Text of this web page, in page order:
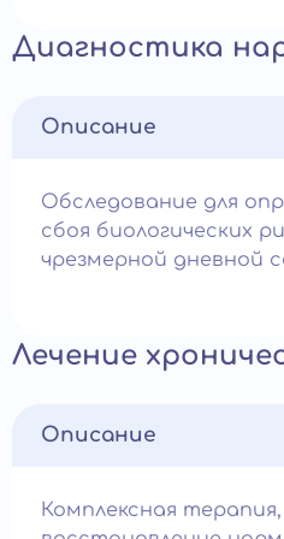
Диагностика
Описание
Обследование для
сбоя биологических
чрезмерной дневной
Лечение
Описание
Комплексная